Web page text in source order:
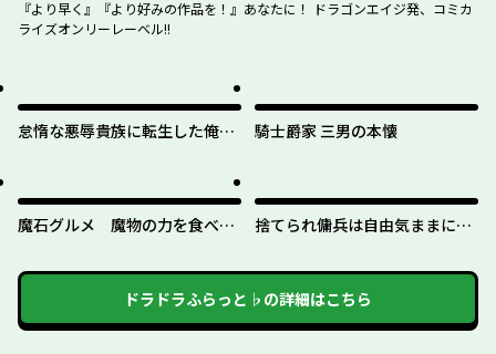
『より早く』『より好みの作品を！』あなたに！ ドラゴンエイジ発、コミカ
ライズオンリーレーベル!!
怠惰な悪辱貴族に転生した俺、
騎士爵家 三男の本懐
魔石グルメ 魔物の力を食べた
捨てられ傭兵は自由気ままに生
ドラドラふらっと♭ の詳細はこちら